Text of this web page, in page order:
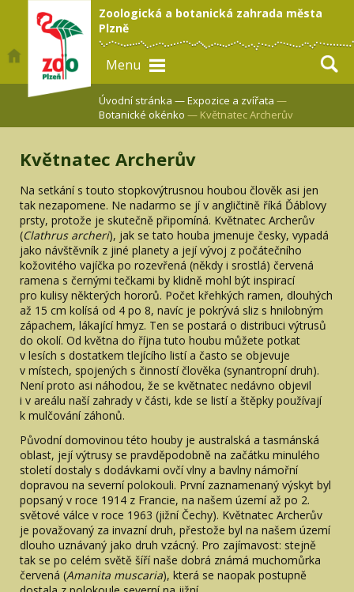
Zoologická a botanická zahrada města
Plzně
Menu
Úvodní stránka —Expozice a zvířata —
Botanické okénko — Květnatec Archerův
Květnatec Archerův
Na setkání s touto stopkovýtrusnou houbou člověk asi jen
tak nezapomene. Ne nadarmo se jí v angličtině říká Ďáblovy
prsty, protože je skutečně připomíná. Květnatec Archerův
(Clathrus archeri), jak se tato houba jmenuje česky, vypadá
jako návštěvník z jiné planety a její vývoj z počátečního
kožovitého vajíčka po rozevřená (někdy i srostlá) červená
ramena s černými tečkami by klidně mohl být inspirací
pro kulisy některých hororů. Počet křehkých ramen, dlouhých
až 15 cm kolísá od 4 po 8, navíc je pokrývá sliz s hnilobným
zápachem, lákající hmyz. Ten se postará o distribuci výtrusů
do okolí. Od května do října tuto houbu můžete potkat
v lesích s dostatkem tlejícího listí a často se objevuje
v místech, spojených s činností člověka (synantropní druh).
Není proto asi náhodou, že se květnatec nedávno objevil
i v areálu naší zahrady v části, kde se listí a štěpky používají
k mulčování záhonů.
Původní domovinou této houby je australská a tasmánská
oblast, její výtrusy se pravděpodobně na začátku minulého
století dostaly s dodávkami ovčí vlny a bavlny námořní
dopravou na severní polokouli. První zaznamenaný výskyt byl
popsaný v roce 1914 z Francie, na našem území až po 2.
světové válce v roce 1963 (jižní Čechy). Květnatec Archerův
je považovaný za invazní druh, přestože byl na našem území
dlouho uznávaný jako druh vzácný. Pro zajímavost: stejně
tak se po celém světě šíří naše dobrá známá muchomůrka
červená (Amanita muscaria), která se naopak postupně